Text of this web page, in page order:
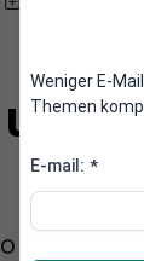
Weniger E-
Themen
E-mail: *